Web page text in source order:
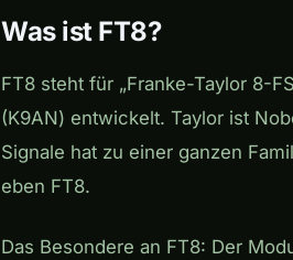
Was ist FT8?
FT8 steht für „Franke-Taylor 8-
(K9AN) entwickelt. Taylor ist
Signale hat zu einer ganzen
eben FT8.
Das Besondere an FT8: Der